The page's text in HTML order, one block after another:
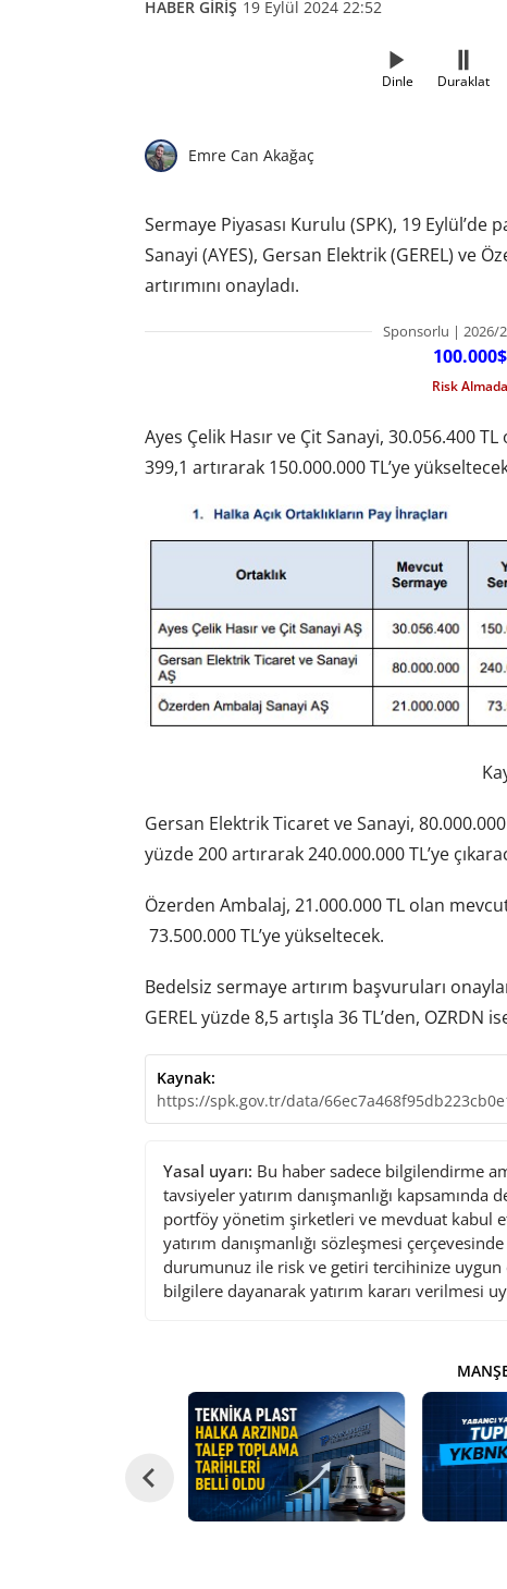
HABER GİRİŞ 19 Eylül 2024 22:52
Dinle Duraklat
Emre Can Akağaç
Sermaye Piyasası Kurulu (SPK), 19 Eylül’de
Sanayi (AYES), Gersan Elektrik (GEREL) ve
artırımını onayladı.
Sponsorlu | 2026/
Risk
Ayes Çelik Hasır ve Çit Sanayi, 30.056.400
399,1 artırarak 150.000.000 TL’ye
Gersan Elektrik Ticaret ve Sanayi,
yüzde 200 artırarak 240.000.000 TL’ye
Özerden Ambalaj, 21.000.000 TL olan
73.500.000 TL’ye yükseltecek.
Bedelsiz sermaye artırım başvuruları
GEREL yüzde 8,5 artışla 36 TL’den, OZRDN
Kaynak:
https://spk.gov.tr/data/
Yasal uyarı: Bu haber sadece bilgilendirme
tavsiyeler yatırım danışmanlığı kapsamında
portföy yönetim şirketleri ve mevduat kabul
yatırım danışmanlığı sözleşmesi
durumunuz ile risk ve getiri tercihinize
bilgilere dayanarak yatırım kararı verilmesi